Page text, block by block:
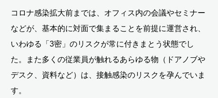
コロナ感染拡大前までは、オフィス内の会議やセミナー
などが、基本的に対面で集まることを前提に運営され、
いわゆる「3密」のリスクが常に付きまとう状態でし
た。また多くの従業員が触れるあらゆる物（ドアノブや
デスク、資料など）は、接触感染のリスクを孕んでいま
す。